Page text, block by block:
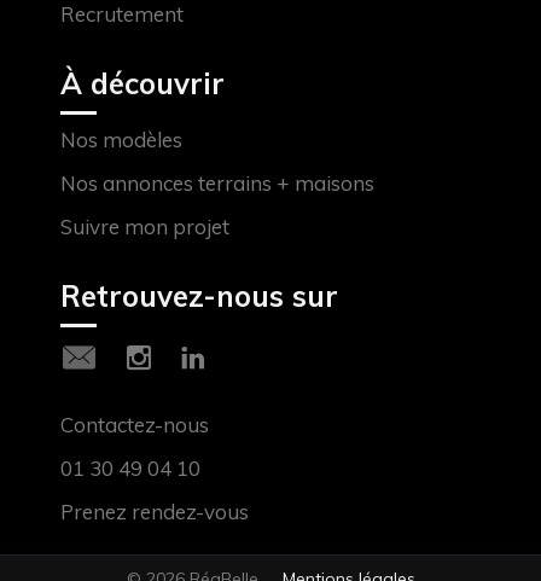
Recrutement
À découvrir
Nos modèles
Nos annonces terrains + maisons
Suivre mon projet
Retrouvez-nous sur
Contactez-nous
01 30 49 04 10
Prenez rendez-vous